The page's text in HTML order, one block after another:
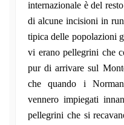
internazionale è del
di alcune incisioni in
tipica delle popolazioni
vi erano pellegrini che
pur di arrivare sul
che quando i
vennero impiegati
pellegrini che si